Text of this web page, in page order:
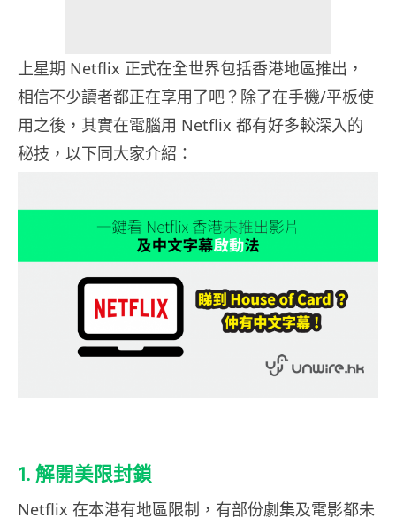
上星期 Netflix 正式在全世界包括香港地區推出，
相信不少讀者都正在享用了吧？除了在手機/平板使
用之後，其實在電腦用 Netflix 都有好多較深入的
秘技，以下同大家介紹：
1. 解開美限封鎖
Netflix 在本港有地區限制，有部份劇集及電影都未